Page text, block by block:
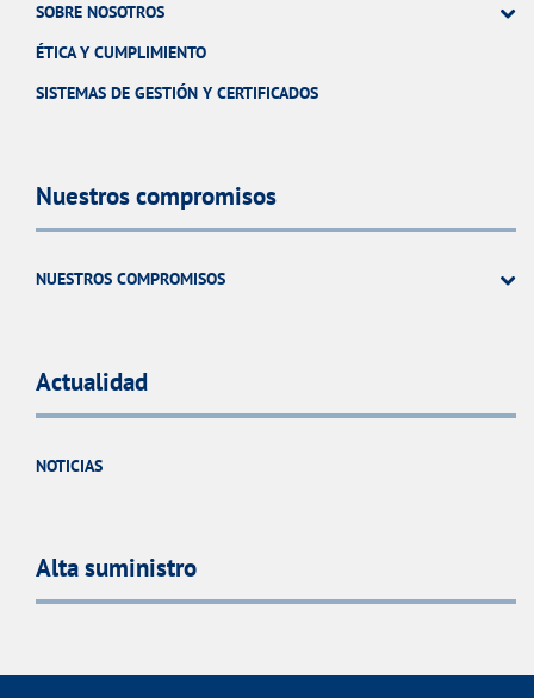
SOBRE NOSOTROS
ÉTICA Y CUMPLIMIENTO
SISTEMAS DE GESTIÓN Y CERTIFICADOS
Nuestros compromisos
NUESTROS COMPROMISOS
Actualidad
NOTICIAS
Alta suministro